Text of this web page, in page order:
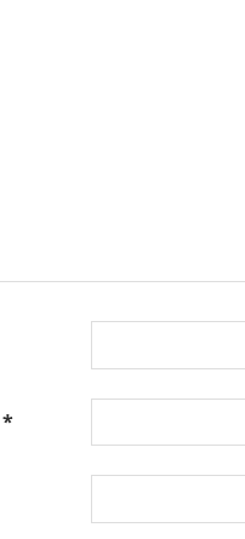
*